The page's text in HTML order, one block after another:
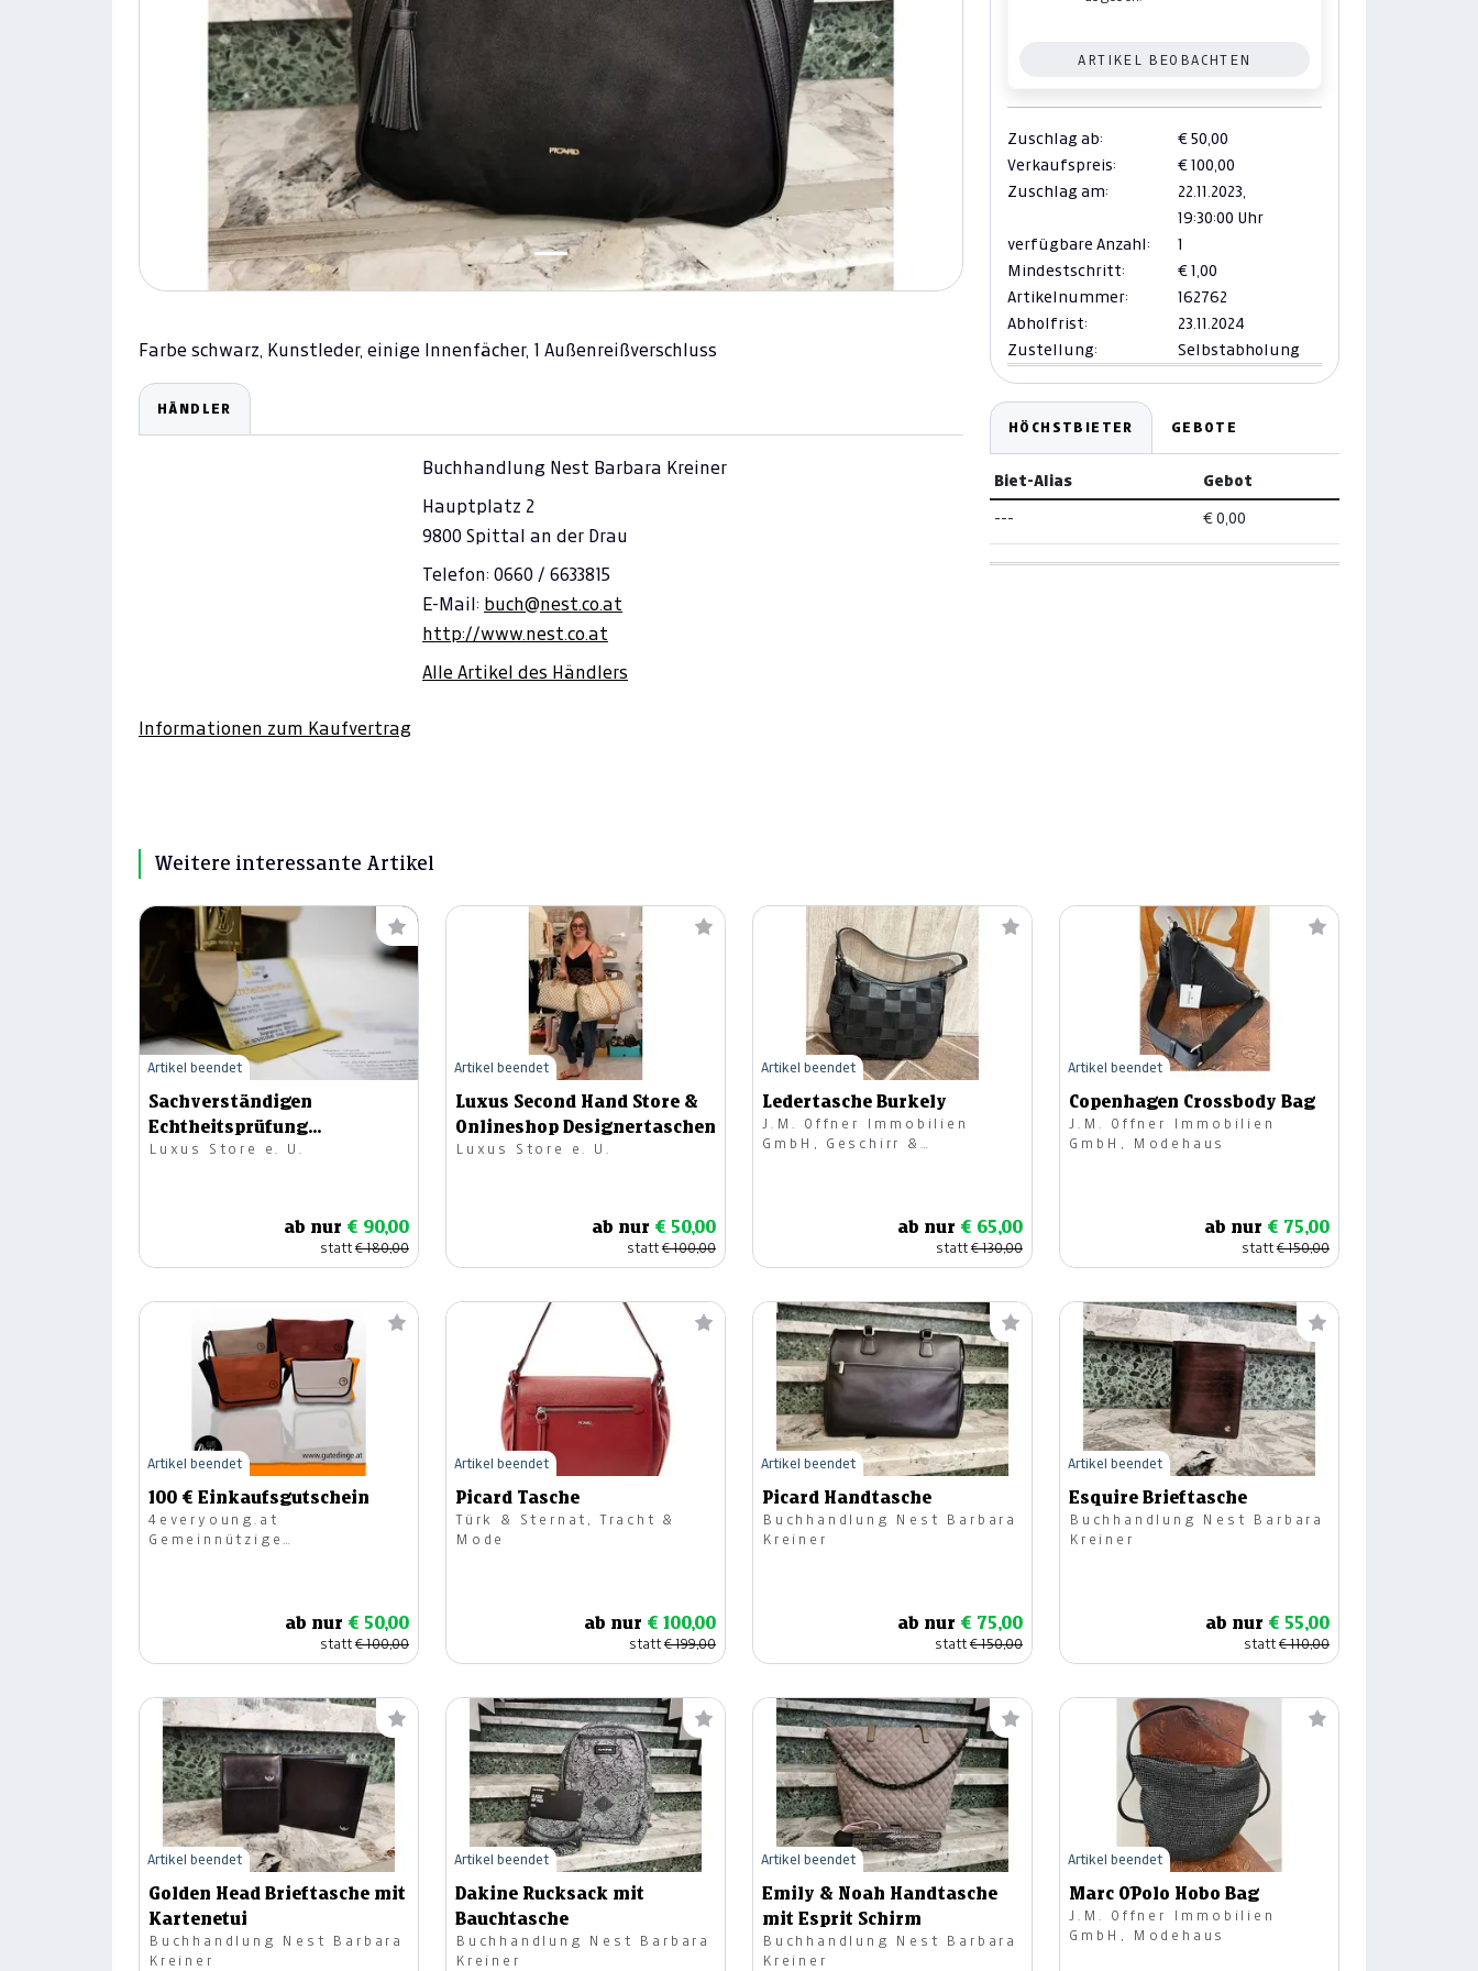
Farbe schwarz, Kunstleder, einige Innenfächer, 1 Außenreißverschluss
HÄNDLER
Buchhandlung Nest Barbara Kreiner
Hauptplatz 2
9800 Spittal an der Drau
Telefon: 0660 / 6633815
E-Mail: buch@nest.co.at
http://www.nest.co.at
Alle Artikel des Händlers
Informationen zum Kaufvertrag
ARTIKEL BEOBACHTEN
Zuschlag ab:
€ 50,00
Verkaufspreis:
€ 100,00
Zuschlag am:
22.11.2023,
19:30:00 Uhr
verfügbare Anzahl:
1
Mindestschritt:
€ 1,00
Artikelnummer:
162762
Abholfrist:
23.11.2024
Zustellung:
Selbstabholung
HÖCHSTBIETER GEBOTE
Biet-Alias Gebot
--- € 0,00
Weitere interessante Artikel
Sachverständigen
Echtheitsprüfung
Designertasche bis 5.000€
Luxus Store e. U.
ab nur € 90,00
statt€ 180,00
Artikel beendet
Luxus Second Hand Store &
Onlineshop Designertaschen
Luxus Store e. U.
ab nur € 50,00
statt€ 100,00
Artikel beendet
Ledertasche Burkely
J.M. Offner Immobilien
GmbH, Geschirr &
ab nur € 65,00
statt€ 130,00
Artikel beendet
Copenhagen Crossbody Bag
J.M. Offner Immobilien
GmbH, Modehaus
ab nur € 75,00
statt€ 150,00
Artikel beendet
100 € Einkaufsgutschein
4everyoung.at
Gemeinnützige
ab nur € 50,00
statt€ 100,00
Artikel beendet
Picard Tasche
Türk & Sternat, Tracht &
Mode
ab nur € 100,00
statt€ 199,00
Artikel beendet
Picard Handtasche
Buchhandlung Nest Barbara
Kreiner
ab nur € 75,00
statt€ 150,00
Artikel beendet
Esquire Brieftasche
Buchhandlung Nest Barbara
Kreiner
ab nur € 55,00
statt€ 110,00
Artikel beendet
Golden Head Brieftasche mit
Kartenetui
Buchhandlung Nest Barbara
Kreiner
Artikel beendet
Dakine Rucksack mit
Bauchtasche
Buchhandlung Nest Barbara
Kreiner
Artikel beendet
Emily & Noah Handtasche
mit Esprit Schirm
Buchhandlung Nest Barbara
Kreiner
Artikel beendet
Marc O´Polo Hobo Bag
J.M. Offner Immobilien
GmbH, Modehaus
Artikel beendet